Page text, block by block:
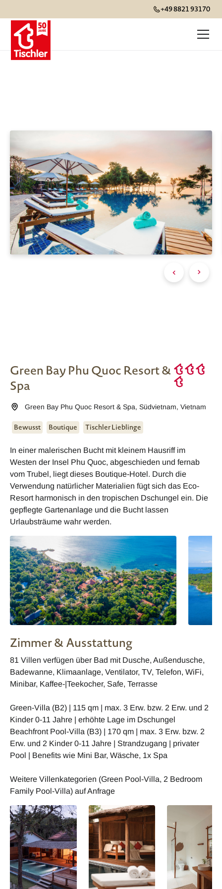
+49 8821 93170
Green Bay Phu Quoc Resort &
Spa
Green Bay Phu Quoc Resort & Spa,Südvietnam,Vietnam
Bewusst Boutique Tischler Lieblinge
In einer malerischen Bucht mit kleinem Hausriff im
Westen der Insel Phu Quoc, abgeschieden und fernab
vom Trubel, liegt dieses Boutique-Hotel. Durch die
Verwendung natürlicher Materialien fügt sich das Eco-
Resort harmonisch in den tropischen Dschungel ein. Die
gepflegte Gartenanlage und die Bucht lassen
Urlaubsträume wahr werden.
Zimmer & Ausstattung
81 Villen verfügen über Bad mit Dusche, Außendusche,
Badewanne, Klimaanlage, Ventilator, TV, Telefon, WiFi,
Minibar, Kaffee-|Teekocher, Safe, Terrasse
Green-Villa (B2) | 115 qm | max. 3 Erw. bzw. 2 Erw. und 2
Kinder 0-11 Jahre | erhöhte Lage im Dschungel
Beachfront Pool-Villa (B3) | 170 qm | max. 3 Erw. bzw. 2
Erw. und 2 Kinder 0-11 Jahre | Strandzugang | privater
Pool | Benefits wie Mini Bar, Wäsche, 1x Spa
Weitere Villenkategorien (Green Pool-Villa, 2 Bedroom
Family Pool-Villa) auf Anfrage